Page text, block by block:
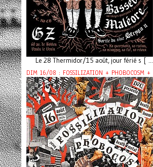
Le 28 Thermidor/15 août, jour férié s [
DIM 16/08 : FOSSILIZATION + PHOBOCOSM +